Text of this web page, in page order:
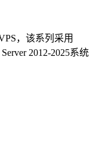
，该系列采用
2012-2025系统